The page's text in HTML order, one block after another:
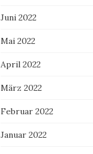
Juni 2022
Mai 2022
April 2022
März 2022
Februar 2022
Januar 2022